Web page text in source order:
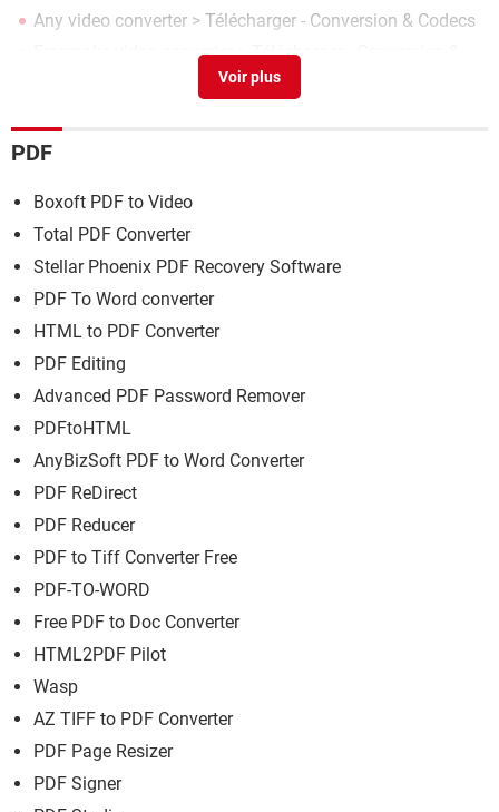
Any video converter > Télécharger - Conversion & Codecs
Freemake video converter> Télécharger - Conversion &
PDF
Boxoft PDF to Video
Total PDF Converter
Stellar Phoenix PDF Recovery Software
PDF To Word converter
HTML to PDF Converter
PDF Editing
Advanced PDF Password Remover
PDFtoHTML
AnyBizSoft PDF to Word Converter
PDF ReDirect
PDF Reducer
PDF to Tiff Converter Free
PDF-TO-WORD
Free PDF to Doc Converter
HTML2PDF Pilot
Wasp
AZ TIFF to PDF Converter
PDF Page Resizer
PDF Signer